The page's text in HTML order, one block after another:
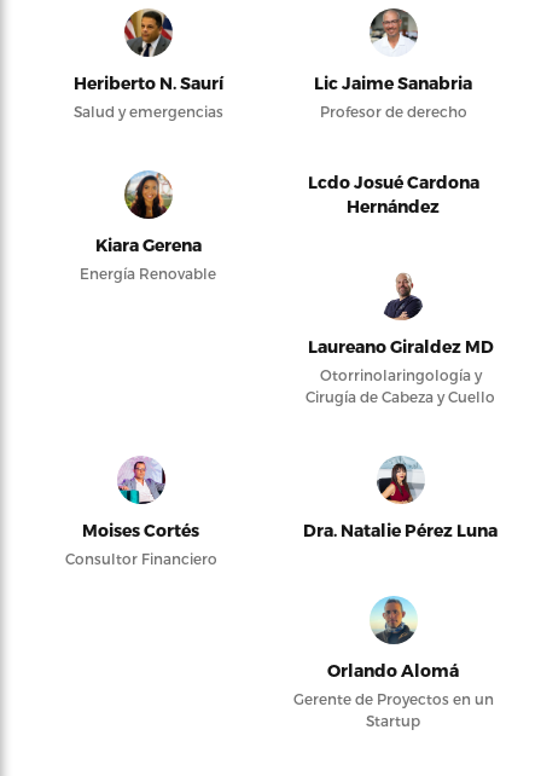
Heriberto N. Saurí
Salud y emergencias
Lic Jaime Sanabria
Profesor de derecho
Kiara Gerena
Energía Renovable
Lcdo Josué Cardona
Hernández
Laureano Giraldez MD
Otorrinolaringología y
Cirugía de Cabeza y Cuello
Moises Cortés
Consultor Financiero
Dra. Natalie Pérez Luna
Orlando Alomá
Gerente de Proyectos en un
Startup